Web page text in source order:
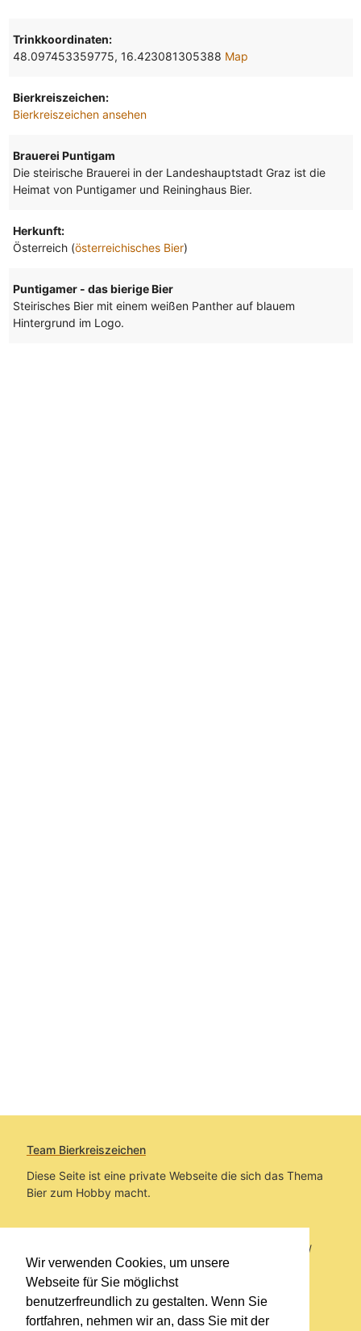
Wir verwenden Cookies, um unsere
Webseite für Sie möglichst
benutzerfreundlich zu gestalten. Wenn Sie
fortfahren, nehmen wir an, dass Sie mit der
Trinkkoordinaten:
48.097453359775, 16.423081305388 Map
Bierkreiszeichen:
Bierkreiszeichen ansehen
Brauerei Puntigam
Die steirische Brauerei in der Landeshauptstadt Graz ist die
Heimat von Puntigamer und Reininghaus Bier.
Herkunft:
Österreich (österreichisches Bier)
Puntigamer - das bierige Bier
Steirisches Bier mit einem weißen Panther auf blauem
Hintergrund im Logo.
Team Bierkreiszeichen
Diese Seite ist eine private Webseite die sich das Thema
Bier zum Hobby macht.
Sie befinden sich auf https://www.bierkreiszeichen.at/
im Pfad:Bierkreiszeichen/Gesammelte Biere
Erstellt: 2026-08-08